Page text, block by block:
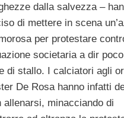
dalla salvezza –
di mettere in scena
per protestare
societaria a dir
di stallo. I calciatori agli
De Rosa hanno infatti
allenarsi, minacciando di